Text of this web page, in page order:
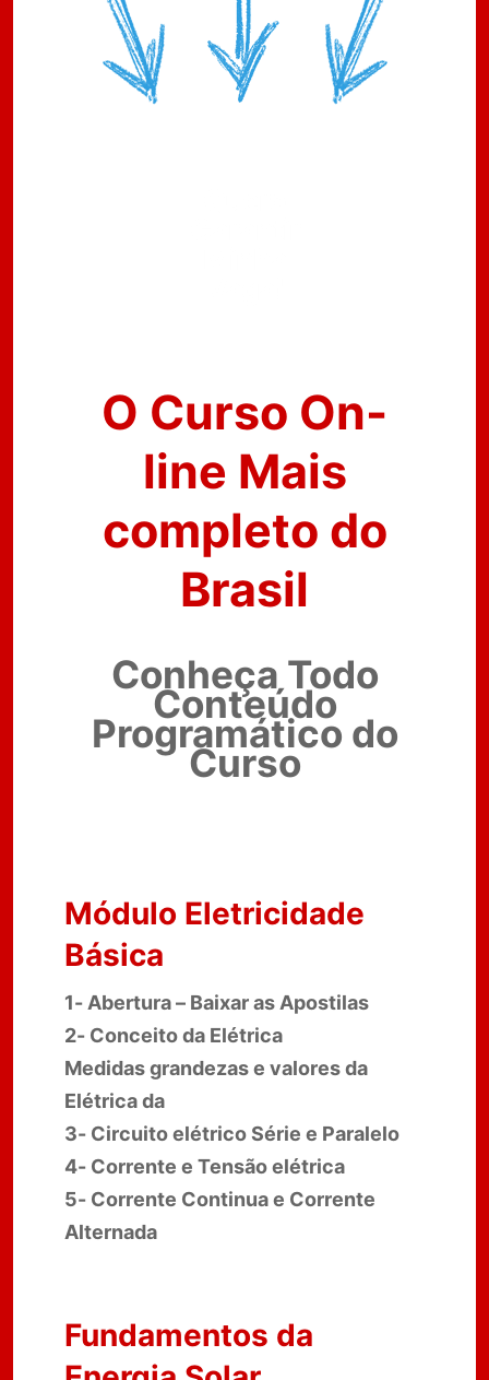
O Curso On-
line Mais
completo do
Brasil
Conheça Todo
Conteúdo
Programático do
Curso
Módulo Eletricidade
Básica
1- Abertura – Baixar as Apostilas
2- Conceito da Elétrica
Medidas grandezas e valores da
Elétrica da
3- Circuito elétrico Série e Paralelo
4- Corrente e Tensão elétrica
5- Corrente Continua e Corrente
Alternada
Fundamentos da